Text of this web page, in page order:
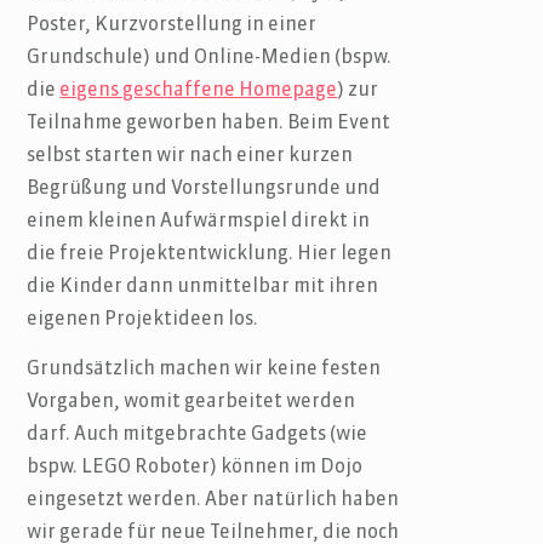
Poster, Kurzvorstellung in einer
Grundschule) und Online-Medien (bspw.
die eigens geschaffene Homepage) zur
Teilnahme geworben haben. Beim Event
selbst starten wir nach einer kurzen
Begrüßung und Vorstellungsrunde und
einem kleinen Aufwärmspiel direkt in
die freie Projektentwicklung. Hier legen
die Kinder dann unmittelbar mit ihren
eigenen Projektideen los.
Grundsätzlich machen wir keine festen
Vorgaben, womit gearbeitet werden
darf. Auch mitgebrachte Gadgets (wie
bspw. LEGO Roboter) können im Dojo
eingesetzt werden. Aber natürlich haben
wir gerade für neue Teilnehmer, die noch